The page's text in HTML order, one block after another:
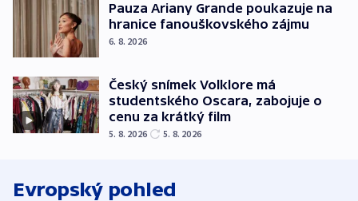
Pauza Ariany Grande poukazuje na
hranice fanouškovského zájmu
6. 8. 2026
Český snímek Volklore má
studentského Oscara, zabojuje o
cenu za krátký film
5. 8. 2026 5. 8. 2026
Evropský pohled